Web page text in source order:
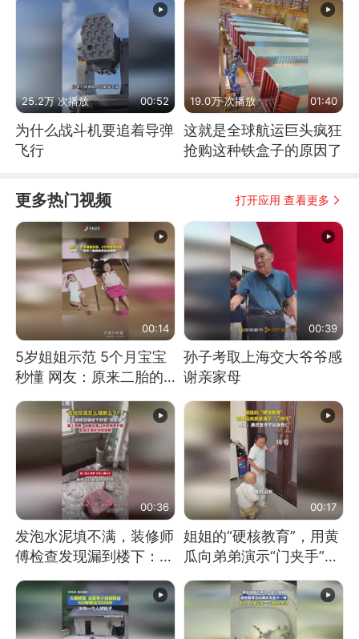
25.2万 次播放 00:52
为什么战斗机要追着导弹
飞行
19.0万 次播放 01:40
这就是全球航运巨头疯狂
抢购这种铁盒子的原因了
更多热门视频 打开应用 查看更多
00:14
5岁姐姐示范 5个月宝宝
秒懂 网友：原来二胎的
00:39
孙子考取上海交大爷爷感
谢亲家母
00:36
发泡水泥填不满，装修师
傅检查发现漏到楼下：出
00:17
姐姐的“硬核教育”，用黄
瓜向弟弟演示“门夹手”，
教！